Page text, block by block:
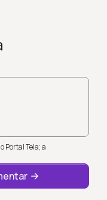
Portal Tela; a